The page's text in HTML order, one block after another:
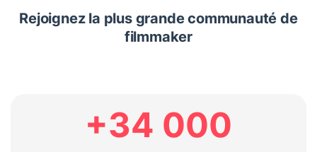
Rejoignez la plus grande communauté de
filmmaker
+34 000